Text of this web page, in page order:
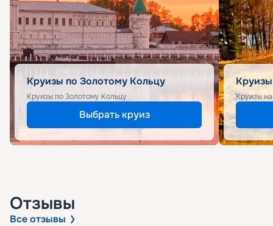
Круизы по Золотому Кольцу
Круизы по Золотому Кольцу
Выбрать круиз
Круизы
Отзывы
Все отзывы